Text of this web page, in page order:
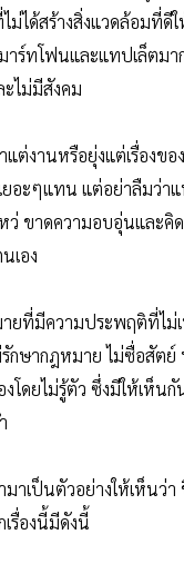
ได้สร้างสิ่งแวดล้อมที่ดี
ร์ทโฟนและแทปเล็ตมา
ไม่มีสังคม
านหรือยุ่งแต่เรื่องของ
เยอะๆแทน แต่อย่าลืมว่
ขาดความอบอุ่นและคิ
เอง
ที่มีความประพฤติที่ไม่
กษากฎหมาย ไม่ซื่อสัต
โดยไม่รู้ตัว ซึ่งมีให้เห็น
มาเป็นตัวอย่างให้เห็
รื่องนี้มีดังนี้